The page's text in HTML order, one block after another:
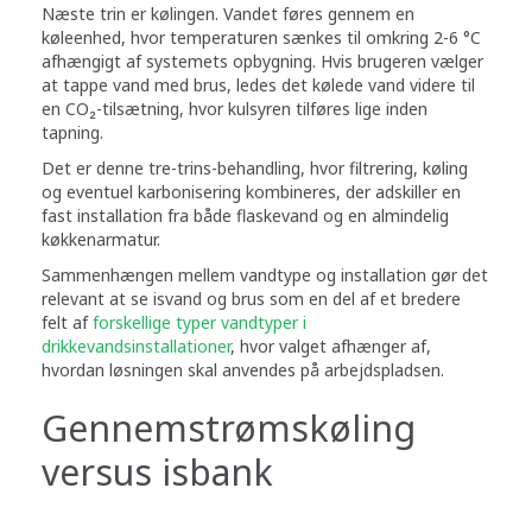
Næste trin er kølingen. Vandet føres gennem en
køleenhed, hvor temperaturen sænkes til omkring 2-6 °C
afhængigt af systemets opbygning. Hvis brugeren vælger
at tappe vand med brus, ledes det kølede vand videre til
en CO₂-tilsætning, hvor kulsyren tilføres lige inden
tapning.
Det er denne tre-trins-behandling, hvor filtrering, køling
og eventuel karbonisering kombineres, der adskiller en
fast installation fra både flaskevand og en almindelig
køkkenarmatur.
Sammenhængen mellem vandtype og installation gør det
relevant at se isvand og brus som en del af et bredere
felt af forskellige typer vandtyper i
drikkevandsinstallationer, hvor valget afhænger af,
hvordan løsningen skal anvendes på arbejdspladsen.
Gennemstrømskøling
versus isbank